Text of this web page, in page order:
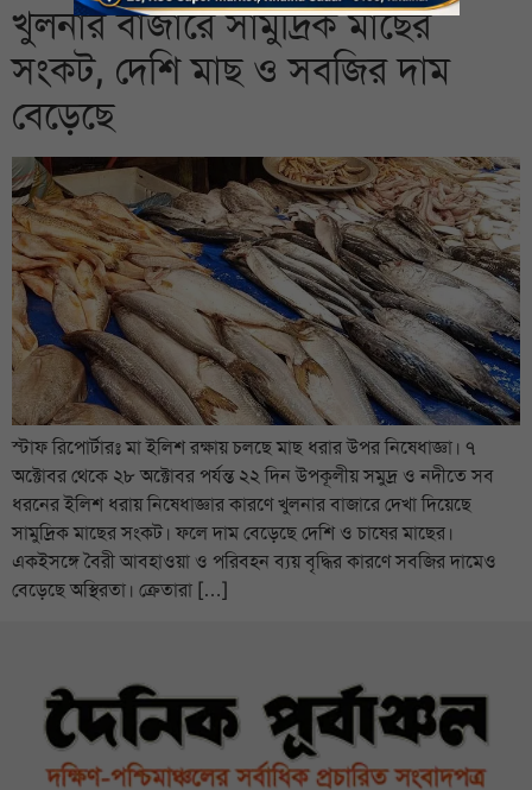
খুলনার বাজারে সামুদ্রিক মাছের
সংকট, দেশি মাছ ও সবজির দাম
বেড়েছে
স্টাফ রিপোর্টারঃ মা ইলিশ রক্ষায় চলছে মাছ ধরার উপর নিষেধাজ্ঞা। ৭
অক্টোবর থেকে ২৮ অক্টোবর পর্যন্ত ২২ দিন উপকূলীয় সমুদ্র ও নদীতে সব
ধরনের ইলিশ ধরায় নিষেধাজ্ঞার কারণে খুলনার বাজারে দেখা দিয়েছে
সামুদ্রিক মাছের সংকট। ফলে দাম বেড়েছে দেশি ও চাষের মাছের।
একইসঙ্গে বৈরী আবহাওয়া ও পরিবহন ব্যয় বৃদ্ধির কারণে সবজির দামেও
বেড়েছে অস্থিরতা। ক্রেতারা […]